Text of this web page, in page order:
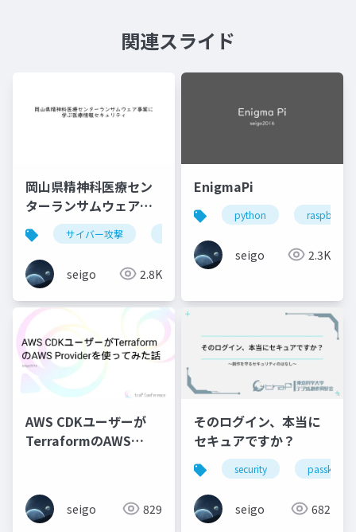
関連スライド
岡山県精神科医療セン
ターランサムウェア事
案に学ぶセキュリティ
サイバー攻撃
seigo 2.8K
EnigmaPi
python raspberry
seigo 2.3K
AWS CDKユーザーが
TerraformのAWS
seigo 829
そのログイン、本当に
セキュアですか？
security passkey
seigo 682